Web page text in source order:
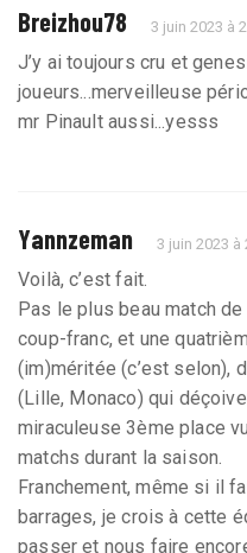
Breizhou78 3 juin 2023 à
J’y ai toujours cru et
joueurs...merveilleuse
mr Pinault aussi...yesss
Yannzeman 3 juin 2023 à
Voilà, c’est fait.
Pas le plus beau match
coup-franc, et une
(im)méritée (c’est selon),
(Lille, Monaco) qui
miraculeuse 3ème place
matchs durant la saison.
Franchement, même si il
barrages, je crois à cette
passer et nous faire